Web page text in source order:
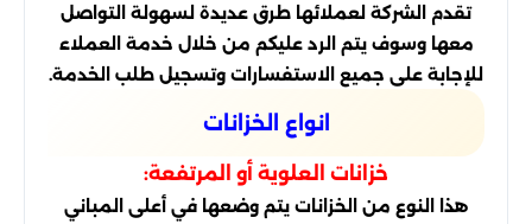
تقدم الشركة لعملائها طرق عديدة لسهولة التواصل
معها وسوف يتم الرد عليكم من خلال خدمة العملاء
للإجابة على جميع الاستفسارات وتسجيل طلب الخدمة.
انواع الخزانات
خزانات العلوية أو المرتفعة:
هذا النوع من الخزانات يتم وضعها في أعلى المباني